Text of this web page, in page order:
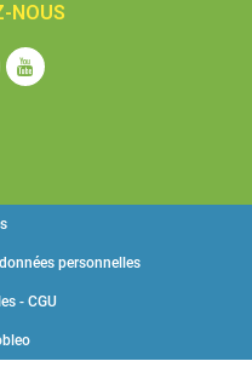
NOUS
- CGU
personnelles